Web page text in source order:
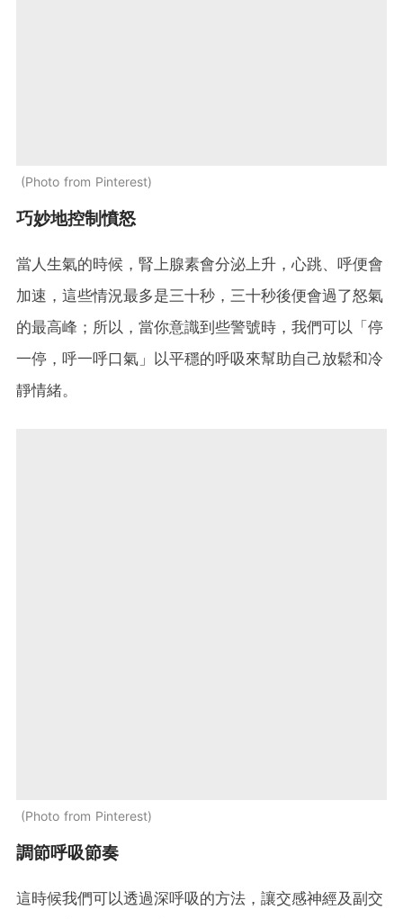
Photo from Pinterest
巧妙地控制憤怒
當人生氣的時候，腎上腺素會分泌上升，心跳、呼便會
加速，這些情況最多是三十秒，三十秒後便會過了怒氣
的最高峰；所以，當你意識到些警號時，我們可以「停
一停，呼一呼口氣」以平穩的呼吸來幫助自己放鬆和冷
靜情緒。
Photo from Pinterest
調節呼吸節奏
這時候我們可以透過深呼吸的方法，讓交感神經及副交